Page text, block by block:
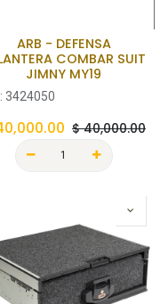
ARB - DEFENSA
COMBAR SUIT
JIMNY MY19
3424050
$40,000.00